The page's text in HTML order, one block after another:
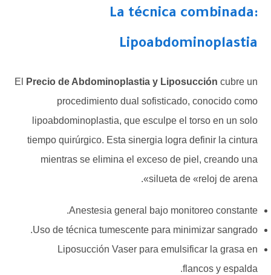
La técnica combinada:
Lipoabdominoplastia
El Precio de Abdominoplastia y Liposucción cubre un
procedimiento dual sofisticado, conocido como
lipoabdominoplastia, que esculpe el torso en un solo
tiempo quirúrgico. Esta sinergia logra definir la cintura
mientras se elimina el exceso de piel, creando una
silueta de «reloj de arena».
Anestesia general bajo monitoreo constante.
Uso de técnica tumescente para minimizar sangrado.
Liposucción Vaser para emulsificar la grasa en
flancos y espalda.